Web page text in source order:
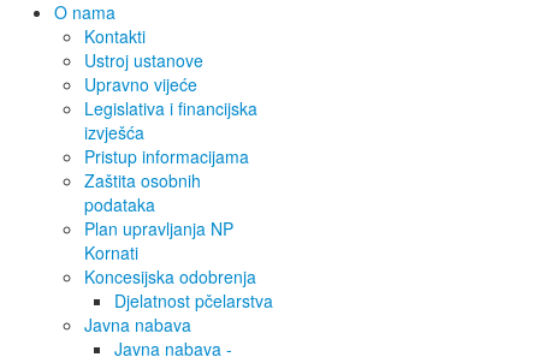
O nama
Kontakti
Ustroj ustanove
Upravno vijeće
Legislativa i financijska
izvješća
Pristup informacijama
Zaštita osobnih
podataka
Plan upravljanja NP
Kornati
Koncesijska odobrenja
Djelatnost pčelarstva
Javna nabava
Javna nabava -